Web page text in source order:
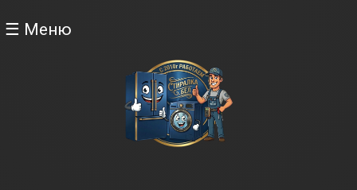
☰ Меню